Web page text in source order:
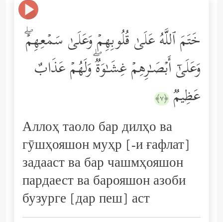
خَتَمَ ٱللَّهُ عَلَىٰ قُلُوبِهِمۡ وَعَلَىٰ سَمۡعِهِمۡۖ
وَعَلَىٰۤ أَبۡصَـٰرِهِمۡ غِشَـٰوَةࣱۖ وَلَهُمۡ عَذَابٌ
عَظِیمࣱ ﴿٧﴾
Аллоҳ таоло бар дилҳо ва
гӯшҳояшон муҳр [-и ғафлат]
задааст ва бар чашмҳояшон
пардаест ва барояшон азоби
бузурге [дар пеш] аст